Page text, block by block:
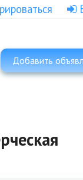
Добавить